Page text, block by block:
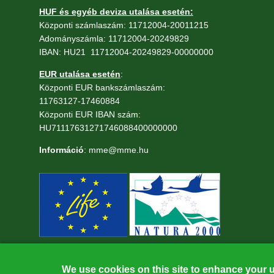
HUF és egyéb deviza utalása esetén:
Központi számlaszám: 11712004-20011215
Adományszámla: 11712004-20249829
IBAN: HU21 11712004-20249829-00000000
EUR utalása esetén:
Központi EUR bankszámlaszám:
11763127-17460884
Központi EUR IBAN szám:
HU71117631271746088400000000
Információ: mme@mme.hu
We use cookies on this site to enhance your